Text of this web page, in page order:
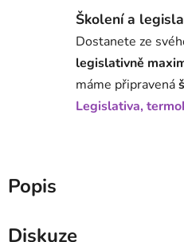
Školení a
Dostanete ze
legislativně
máme připravená
Legislativa,
Popis
Diskuze